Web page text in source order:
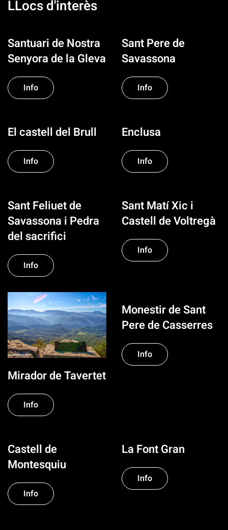
LLocs d'interès
Santuari de Nostra
Senyora de la Gleva
Info
Sant Pere de
Savassona
Info
El castell del Brull
Info
Enclusa
Info
Sant Feliuet de
Savassona i Pedra
del sacrifici
Info
Sant Matí Xic i
Castell de Voltregà
Info
Mirador de Tavertet
Info
Monestir de Sant
Pere de Casserres
Info
Castell de
Montesquiu
Info
La Font Gran
Info